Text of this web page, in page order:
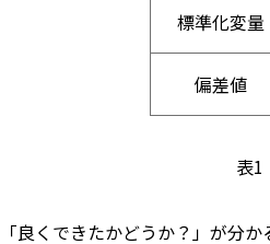
標準化変量
偏差値
表1
良くできたかどうか？」が分